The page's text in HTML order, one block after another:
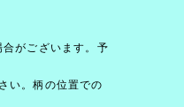
がございます。予
い。柄の位置での